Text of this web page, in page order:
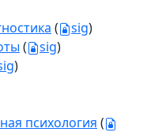
( sig)
( sig)
)
психология (